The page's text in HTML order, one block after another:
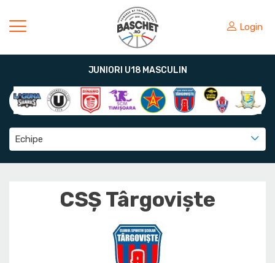
Login
JUNIORI U18 MASCULIN
Echipe
CSȘ Târgoviște